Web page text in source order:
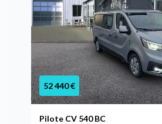
52 440 €
Pilote CV 540 BC